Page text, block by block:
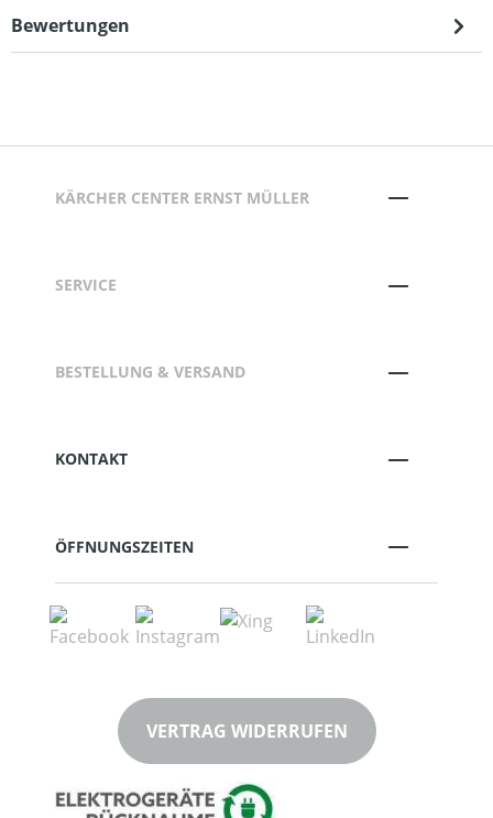
Bewertungen
KÄRCHER CENTER ERNST MÜLLER
SERVICE
BESTELLUNG & VERSAND
KONTAKT
ÖFFNUNGSZEITEN
VERTRAG WIDERRUFEN